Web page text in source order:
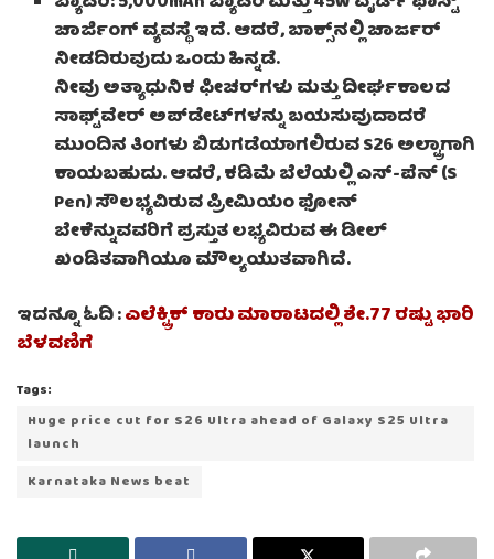
ಚಾರ್ಜಿಂಗ್ ವ್ಯವಸ್ಥೆ ಇದೆ. ಆದರೆ, ಬಾಕ್ಸ್‌ನಲ್ಲಿ ಚಾರ್ಜರ್
ನೀಡದಿರುವುದು ಒಂದು ಹಿನ್ನಡೆ.
ನೀವು ಅತ್ಯಾಧುನಿಕ ಫೀಚರ್‌ಗಳು ಮತ್ತು ದೀರ್ಘಕಾಲದ
ಸಾಫ್ಟ್‌ವೇರ್ ಅಪ್‌ಡೇಟ್‌ಗಳನ್ನು ಬಯಸುವುದಾದರೆ
ಮುಂದಿನ ತಿಂಗಳು ಬಿಡುಗಡೆಯಾಗಲಿರುವ S26 ಅಲ್ಟ್ರಾಗಾಗಿ
ಕಾಯಬಹುದು. ಆದರೆ, ಕಡಿಮೆ ಬೆಲೆಯಲ್ಲಿ ಎಸ್-ಪೆನ್ (S
Pen) ಸೌಲಭ್ಯವಿರುವ ಪ್ರೀಮಿಯಂ ಫೋನ್
ಬೇಕೆನ್ನುವವರಿಗೆ ಪ್ರಸ್ತುತ ಲಭ್ಯವಿರುವ ಈ ಡೀಲ್
ಖಂಡಿತವಾಗಿಯೂ ಮೌಲ್ಯಯುತವಾಗಿದೆ.
ಇದನ್ನೂ ಓದಿ :ಎಲೆಕ್ಟ್ರಿಕ್ ಕಾರು ಮಾರಾಟದಲ್ಲಿ ಶೇ.77 ರಷ್ಟು ಭಾರಿ
ಬೆಳವಣಿಗೆ
Tags:
Huge price cut for S26 Ultra ahead of Galaxy S25 Ultra
launch
Karnataka News beat